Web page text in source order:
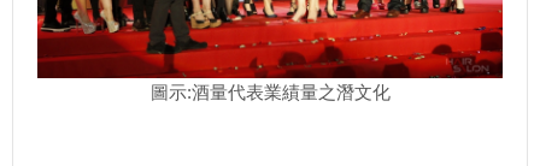
圖示:酒量代表業績量之潛文化